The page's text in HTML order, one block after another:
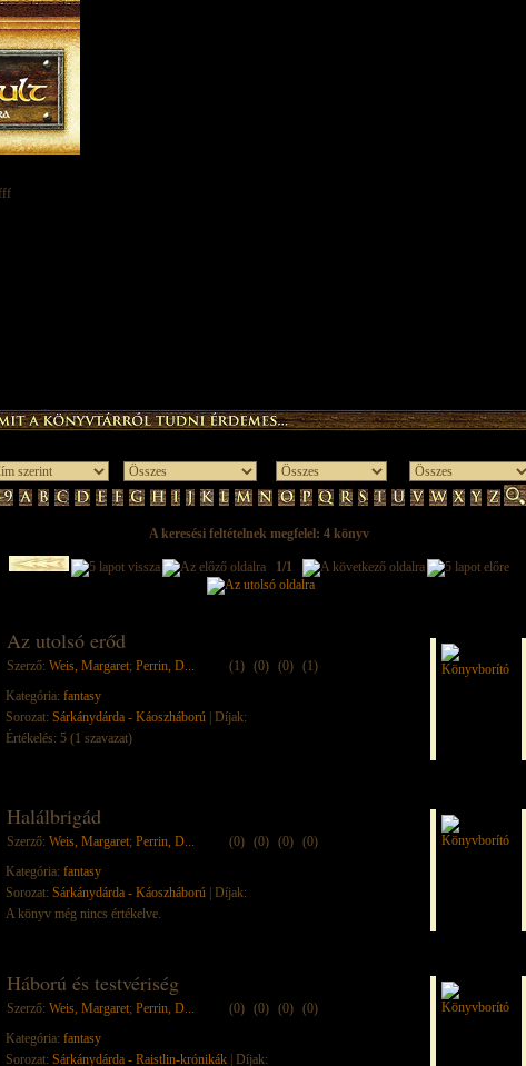
A keresési feltételnek megfelel: 4 könyv
1/1
Az utolsó erőd
Szerző: Weis, Margaret; Perrin, D... (1) (0) (0) (1)
Kategória: fantasy
Sorozat: Sárkánydárda - Káoszháború| Díjak:
Értékelés: 5 (1 szavazat)
Halálbrigád
Szerző: Weis, Margaret; Perrin, D... (0) (0) (0) (0)
Kategória: fantasy
Sorozat: Sárkánydárda - Káoszháború| Díjak:
A könyv még nincs értékelve.
Háború és testvériség
Szerző: Weis, Margaret; Perrin, D... (0) (0) (0) (0)
Kategória: fantasy
Sorozat: Sárkánydárda - Raistlin-krónikák| Díjak: